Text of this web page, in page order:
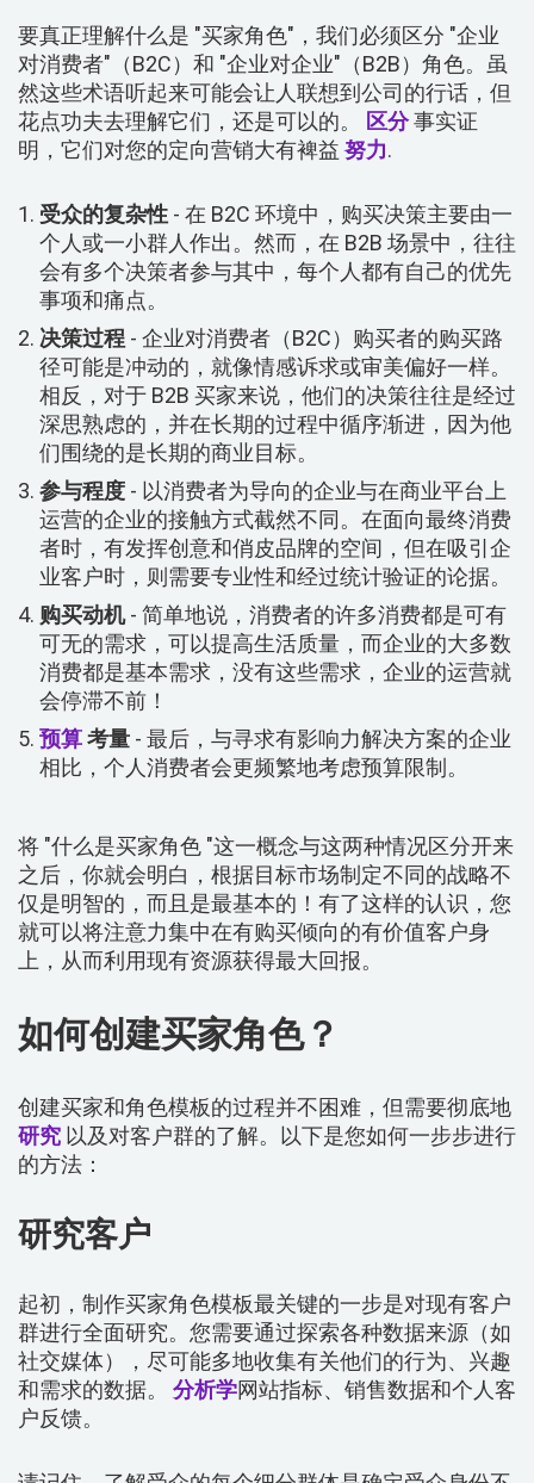
要真正理解什么是 "买家角色"，我们必须区分 "企业
对消费者"（B2C）和 "企业对企业"（B2B）角色。虽
然这些术语听起来可能会让人联想到公司的行话，但
花点功夫去理解它们，还是可以的。
区分事实证
明，它们对您的定向营销大有裨益努力.
受众的复杂性 - 在 B2C 环境中，购买决策主要由一
个人或一小群人作出。然而，在 B2B 场景中，往往
会有多个决策者参与其中，每个人都有自己的优先
事项和痛点。
决策过程 - 企业对消费者（B2C）购买者的购买路
径可能是冲动的，就像情感诉求或审美偏好一样。
相反，对于 B2B 买家来说，他们的决策往往是经过
深思熟虑的，并在长期的过程中循序渐进，因为他
们围绕的是长期的商业目标。
参与程度 - 以消费者为导向的企业与在商业平台上
运营的企业的接触方式截然不同。在面向最终消费
者时，有发挥创意和俏皮品牌的空间，但在吸引企
业客户时，则需要专业性和经过统计验证的论据。
购买动机- 简单地说，消费者的许多消费都是可有
可无的需求，可以提高生活质量，而企业的大多数
消费都是基本需求，没有这些需求，企业的运营就
会停滞不前！
预算考量 - 最后，与寻求有影响力解决方案的企业
相比，个人消费者会更频繁地考虑预算限制。
将 "什么是买家角色 "这一概念与这两种情况区分开来
之后，你就会明白，根据目标市场制定不同的战略不
仅是明智的，而且是最基本的！有了这样的认识，您
就可以将注意力集中在有购买倾向的有价值客户身
上，从而利用现有资源获得最大回报。
如何创建买家角色？
创建买家和角色模板的过程并不困难，但需要彻底地
研究 以及对客户群的了解。以下是您如何一步步进行
的方法：
研究客户
起初，制作买家角色模板最关键的一步是对现有客户
群进行全面研究。您需要通过探索各种数据来源（如
社交媒体），尽可能多地收集有关他们的行为、兴趣
和需求的数据。 分析学网站指标、销售数据和个人客
户反馈。